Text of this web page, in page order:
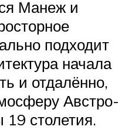
Манеж и
подходит
начала
и отдалённо,
Австро-
19 столетия.